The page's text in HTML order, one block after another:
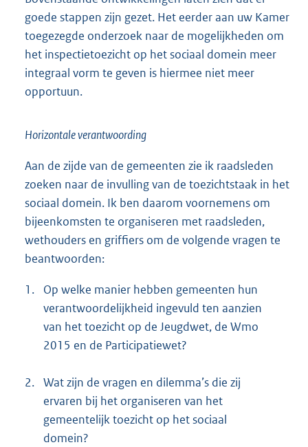
goede stappen zijn gezet. Het eerder aan uw Kamer
toegezegde onderzoek naar de mogelijkheden om
het inspectietoezicht op het sociaal domein meer
integraal vorm te geven is hiermee niet meer
opportuun.
Horizontale verantwoording
Aan de zijde van de gemeenten zie ik raadsleden
zoeken naar de invulling van de toezichtstaak in het
sociaal domein. Ik ben daarom voornemens om
bijeenkomsten te organiseren met raadsleden,
wethouders en griffiers om de volgende vragen te
beantwoorden:
1.
Op welke manier hebben gemeenten hun
verantwoordelijkheid ingevuld ten aanzien
van het toezicht op de Jeugdwet, de Wmo
2015 en de Participatiewet?
2. Wat zijn de vragen en dilemma’s die zij
ervaren bij het organiseren van het
gemeentelijk toezicht op het sociaal
domein?